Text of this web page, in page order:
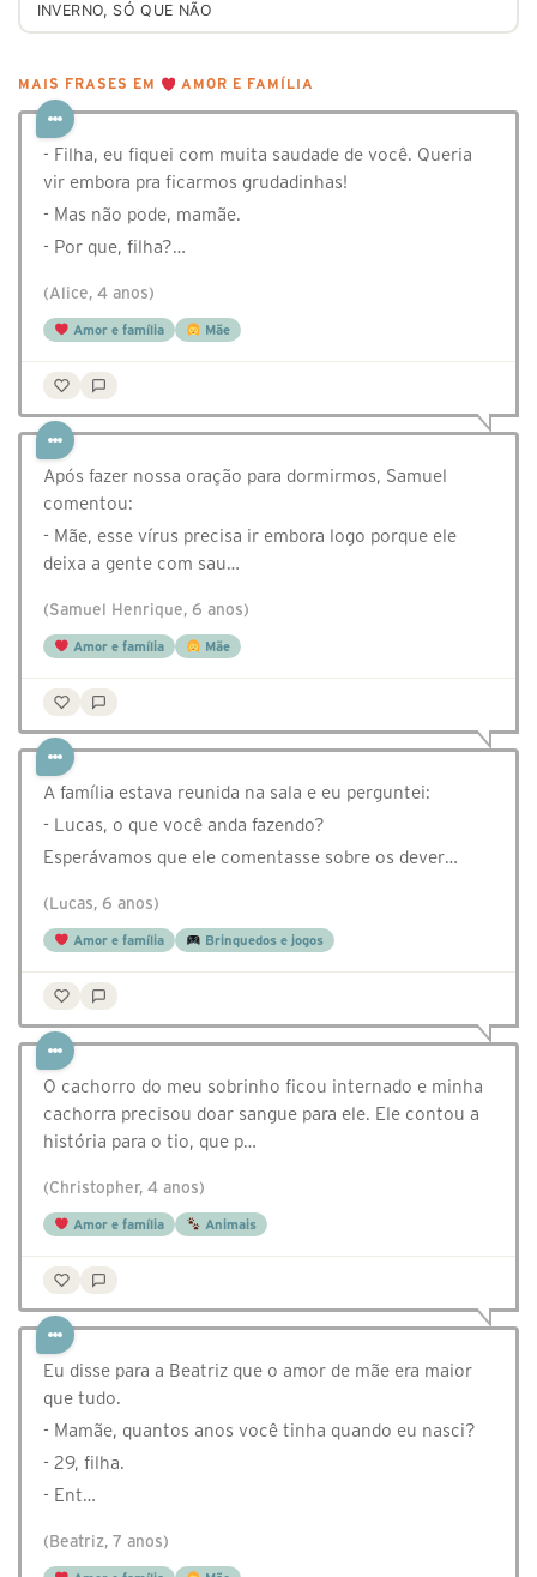
INVERNO, SÓ QUE NÃO
MAIS FRASES EM AMOR E FAMÍLIA
- Filha, eu fiquei com muita saudade de você. Queria
vir embora pra ficarmos grudadinhas!
- Mas não pode, mamãe.
- Por que, filha?…
(Alice, 4 anos)
Amor e família Mãe
Após fazer nossa oração para dormirmos, Samuel
comentou:
- Mãe, esse vírus precisa ir embora logo porque ele
deixa a gente com sau…
(Samuel Henrique, 6 anos)
Amor e família Mãe
A família estava reunida na sala e eu perguntei:
- Lucas, o que você anda fazendo?
Esperávamos que ele comentasse sobre os dever…
(Lucas, 6 anos)
Amor e família Brinquedos e jogos
O cachorro do meu sobrinho ficou internado e minha
cachorra precisou doar sangue para ele. Ele contou a
história para o tio, que p…
(Christopher, 4 anos)
Amor e família Animais
Eu disse para a Beatriz que o amor de mãe era maior
que tudo.
- Mamãe, quantos anos você tinha quando eu nasci?
- 29, filha.
- Ent…
(Beatriz, 7 anos)